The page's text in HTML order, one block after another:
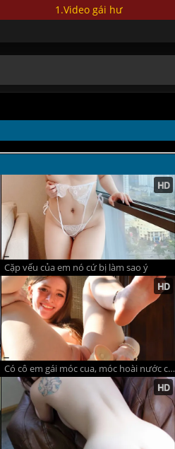
Cặp vếu của em nó cứ bị làm sao ý
Có cô em gái móc cua, móc hoài nước chảy mùi chua thôi rồi
1.Video gái hư